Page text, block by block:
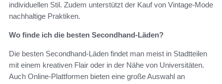
individuellen Stil. Zudem unterstützt der Kauf von Vintage-Mode
nachhaltige Praktiken.
Wo finde ich die besten Secondhand-Läden?
Die besten Secondhand-Läden findet man meist in Stadtteilen
mit einem kreativen Flair oder in der Nähe von Universitäten.
Auch Online-Plattformen bieten eine große Auswahl an